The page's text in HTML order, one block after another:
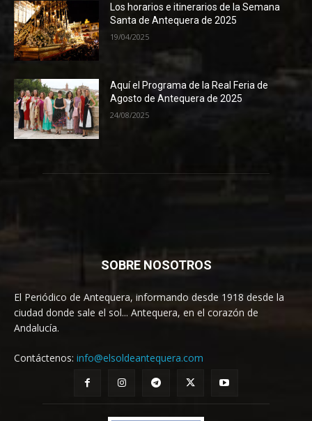
Los horarios e itinerarios de la Semana
Santa de Antequera de 2025
19/04/2025
Aquí el Programa de la Real Feria de
Agosto de Antequera de 2025
24/08/2025
SOBRE NOSOTROS
El Periódico de Antequera, informando desde 1918 desde la
ciudad donde sale el sol... Antequera, en el corazón de
Andalucía.
Contáctenos: info@elsoldeantequera.com